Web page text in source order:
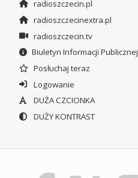
radioszczecin.pl
radioszczecinextra.pl
radioszczecin.tv
Biuletyn Informacji Publicznej
Posłuchaj teraz
Logowanie
DUŻA CZCIONKA
DUŻY KONTRAST